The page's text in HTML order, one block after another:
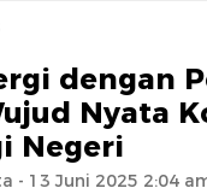
dengan
Nyata
Negeri
- 13 Juni 2025 2:04